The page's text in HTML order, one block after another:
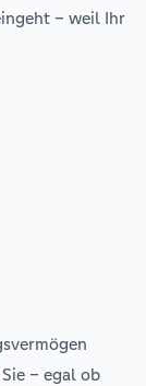
– weil Ihr
– egal ob